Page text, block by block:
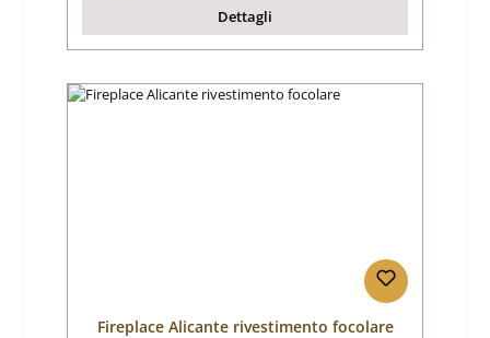
Dettagli
Fireplace Alicante rivestimento focolare